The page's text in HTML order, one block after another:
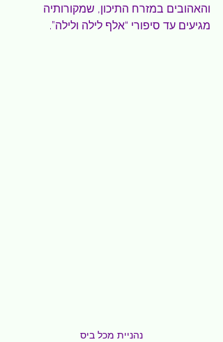
והאהובים במזרח התיכון, שמקורותיה
מגיעים עד סיפורי “אלף לילה ולילה”.
נהניית מכל ביס